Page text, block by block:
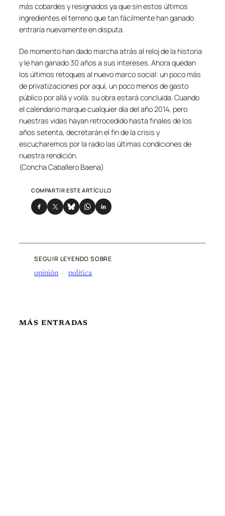
más cobardes y resignados ya que sin estos últimos
ingredientes el terreno que tan fácilmente han ganado
entraría nuevamente en disputa.
De momento han dado marcha atrás al reloj de la historia
y le han ganado 30 años a sus intereses. Ahora quedan
los últimos retoques al nuevo marco social: un poco más
de privatizaciones por aquí, un poco menos de gasto
público por allá y voilà: su obra estará concluida. Cuando
el calendario marque cualquier día del año 2014, pero
nuestras vidas hayan retrocedido hasta finales de los
años setenta, decretarán el fin de la crisis y
escucharemos por la radio las últimas condiciones de
nuestra rendición.
(Concha Caballero Baena)
COMPARTIR ESTE ARTÍCULO
SEGUIR LEYENDO SOBRE
opinión política
MÁS ENTRADAS